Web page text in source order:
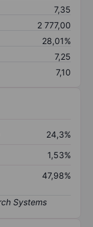
7,35
2 777,00
28,01%
7,25
7,10
24,3%
1,53%
47,98%